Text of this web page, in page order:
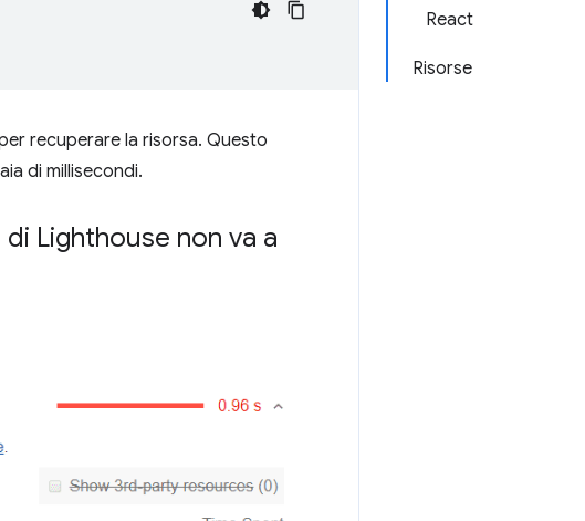
React
Risorse
recuperare la risorsa. Questo
di millisecondi.
Lighthouse non va a